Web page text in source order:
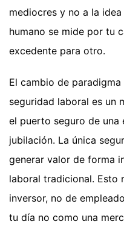
mediocres y no a la
humano se mide por tu
excedente para otro.
El cambio de
seguridad laboral es un
el puerto seguro de una
jubilación. La única
generar valor de forma
laboral tradicional. Esto
inversor, no de
tu día no como una